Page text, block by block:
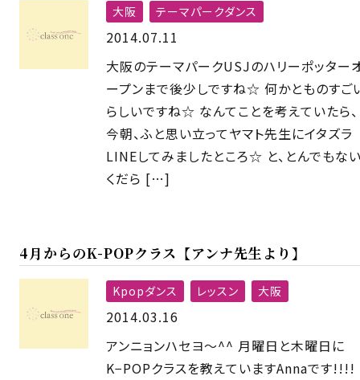
大阪 テーマパークダンス
2014.07.11
大阪のテーマパークUSJのハリーポッター
ープンまで後少しですね☆ 何かとものすご
らしいですね☆ なんてことを考えていたら、
今朝、ふと思い立ってヤマト先生にイタズラ
LINEしてみましたところ☆ と、とんでもな
くだら […]
4月からのK-POPクラス【アンナ先生より】
Kpopダンス レッスン 大阪
2014.03.16
アンニョンハセヨ〜^^ 月曜日と木曜日に
K−POPクラスを教えていますAnnaです!!!!